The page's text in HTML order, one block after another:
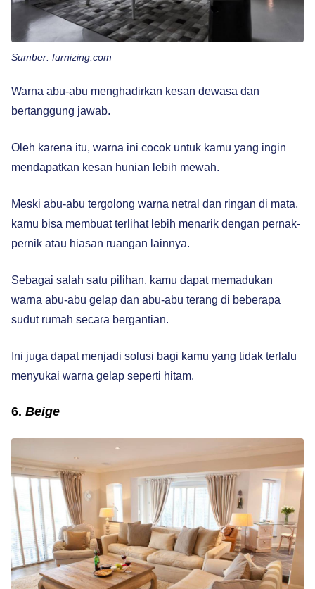
Sumber: furnizing.com
Warna abu-abu menghadirkan kesan dewasa dan
bertanggung jawab.
Oleh karena itu, warna ini cocok untuk kamu yang ingin
mendapatkan kesan hunian lebih mewah.
Meski abu-abu tergolong warna netral dan ringan di mata,
kamu bisa membuat terlihat lebih menarik dengan pernak-
pernik atau hiasan ruangan lainnya.
Sebagai salah satu pilihan, kamu dapat memadukan
warna abu-abu gelap dan abu-abu terang di beberapa
sudut rumah secara bergantian.
Ini juga dapat menjadi solusi bagi kamu yang tidak terlalu
menyukai warna gelap seperti hitam.
6. Beige